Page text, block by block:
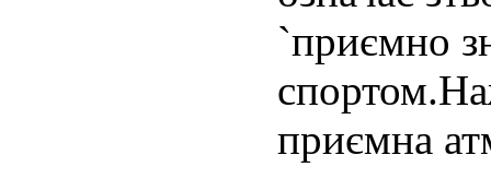
`приємно
приємна